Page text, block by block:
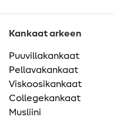
Kankaat arkeen
Puuvillakankaat
Pellavakankaat
Viskoosikankaat
Collegekankaat
Musliini